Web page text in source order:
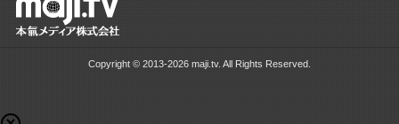
Copyright © 2013-2026 maji.tv. All Rights Reserved.